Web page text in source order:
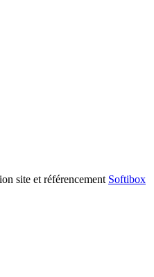
site et référencement Softibox